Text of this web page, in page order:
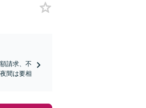
請求、不
間は要相